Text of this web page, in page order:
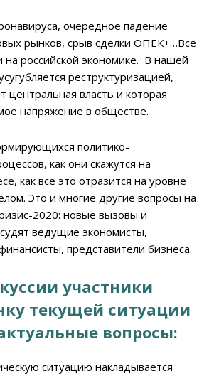
очередное падение
рынков, срыв сделки ОПЕК+…Все
на российской экономике. В нашей
реструктуризацией,
центральная власть и которая
напряжение в обществе.
политико-
как они скажутся на
как все это отразится на уровне
Это и многие другие вопросы на
2020: новые вызовы и
ведущие экономисты,
представители бизнеса.
участники
текущей ситуации
вопросы:
ситуацию накладывается